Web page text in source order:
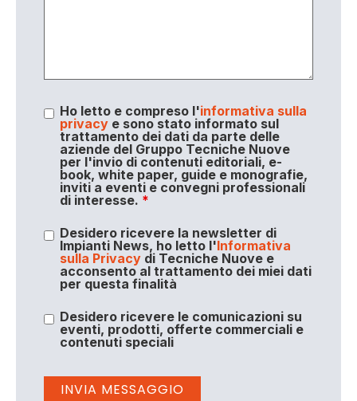
Ho letto e compreso l'informativa sulla
privacye sono stato informato sul
trattamento dei dati da parte delle
aziende del Gruppo Tecniche Nuove
per l'invio di contenuti editoriali, e-
book, white paper, guide e monografie,
inviti a eventi e convegni professionali
di interesse. *
Desidero ricevere la newsletter di
Impianti News, ho letto l'Informativa
sulla Privacydi Tecniche Nuove e
acconsento al trattamento dei miei dati
per questa finalità
Desidero ricevere le comunicazioni su
eventi, prodotti, offerte commerciali e
contenuti speciali